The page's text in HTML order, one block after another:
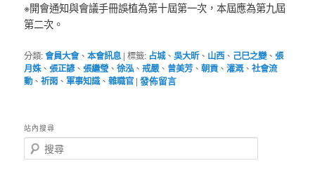
※開會通知與會議手冊誤植為第十屆第一次，本屆應為第九屆
第二次。
分類:會員大會、本會訊息 |標籤: 占城、吳大昕、 山西、 己巳之變、張
月姝、張正諺、張繼瑩 、徐泓、戒嚴、 曾美芳、朝貢、灌溉、社會流
動、祈雨、軍事知識、雜職官 |發佈留言
站內搜尋
搜
尋